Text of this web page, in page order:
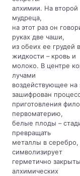
алхимии. На
мудреца,
на этот раз он
руках две чаши,
из обеих ее грудей
жидкости – кровь и
молоко. В центре
лучами
воздействующее на
зашифрован
приготовления
первоматерию,
белые плоды –
превращать
металлы в серебро,
символизирует
герметично
алхимических